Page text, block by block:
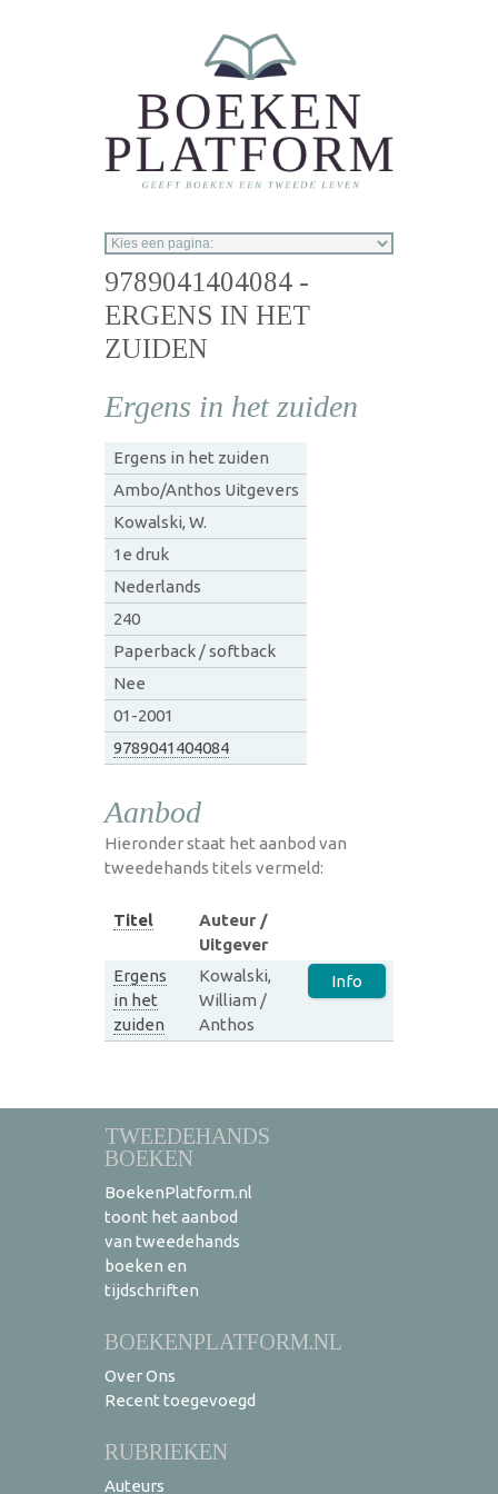
9789041404084 -
ERGENS IN HET
ZUIDEN
Ergens in het zuiden
Ergens in het zuiden
Ambo/Anthos Uitgevers
Kowalski, W.
1e druk
Nederlands
240
Paperback / softback
Nee
01-2001
9789041404084
Aanbod
Hieronder staat het aanbod van
tweedehands titels vermeld:
Titel
Auteur /
Uitgever
Ergens
in het
zuiden
Kowalski,
William /
Anthos
Info
TWEEDEHANDS
BOEKEN
BoekenPlatform.nl
toont het aanbod
van tweedehands
boeken en
tijdschriften
BOEKENPLATFORM.NL
Over Ons
Recent toegevoegd
RUBRIEKEN
Auteurs